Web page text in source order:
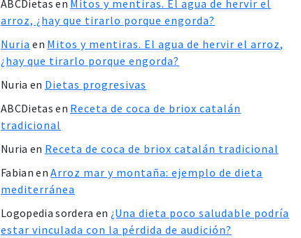
ABCDietas en Mitos y mentiras. El agua de hervir el
arroz, ¿hay que tirarlo porque engorda?
Nuria en Mitos y mentiras. El agua de hervir el arroz,
¿hay que tirarlo porque engorda?
Nuria en Dietas progresivas
ABCDietas en Receta de coca de briox catalán
tradicional
Nuria en Receta de coca de briox catalán tradicional
Fabian enArroz mar y montaña: ejemplo de dieta
mediterránea
Logopedia sordera en ¿Una dieta poco saludable podría
estar vinculada con la pérdida de audición?